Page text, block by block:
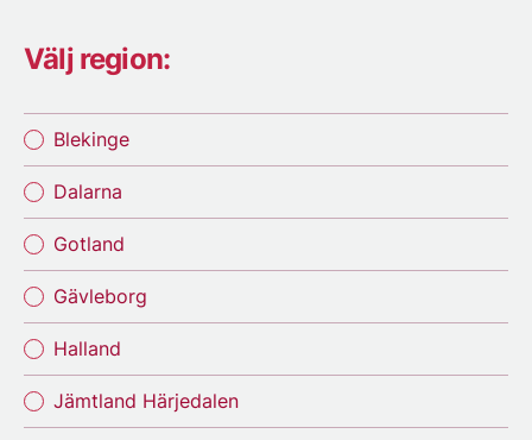
Välj region:
Blekinge
Dalarna
Gotland
Gävleborg
Halland
Jämtland Härjedalen